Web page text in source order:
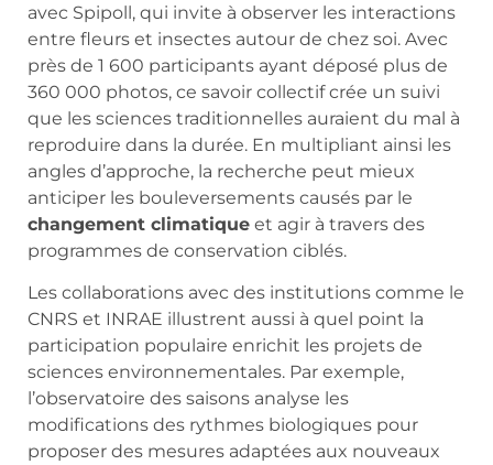
avec Spipoll, qui invite à observer les interactions
entre fleurs et insectes autour de chez soi. Avec
près de 1 600 participants ayant déposé plus de
360 000 photos, ce savoir collectif crée un suivi
que les sciences traditionnelles auraient du mal à
reproduire dans la durée. En multipliant ainsi les
angles d’approche, la recherche peut mieux
anticiper les bouleversements causés par le
changement climatique et agir à travers des
programmes de conservation ciblés.
Les collaborations avec des institutions comme le
CNRS et INRAE illustrent aussi à quel point la
participation populaire enrichit les projets de
sciences environnementales. Par exemple,
l’observatoire des saisons analyse les
modifications des rythmes biologiques pour
proposer des mesures adaptées aux nouveaux